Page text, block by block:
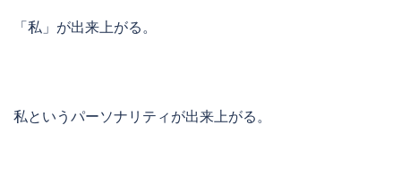
「私」が出来上がる。
私というパーソナリティが出来上がる。